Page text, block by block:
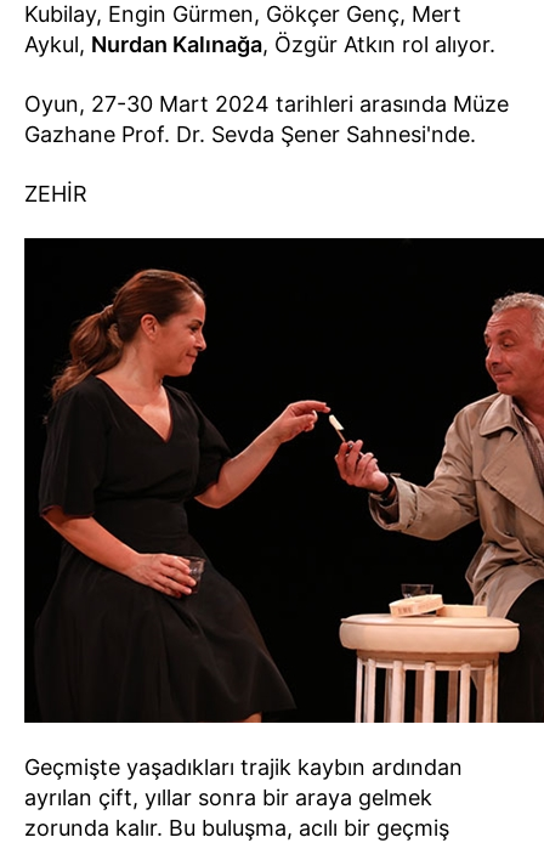
Kubilay, Engin Gürmen, Gökçer Genç, Mert
Aykul, Nurdan Kalınağa, Özgür Atkın rol alıyor.
Oyun, 27-30 Mart 2024 tarihleri arasında Müze
Gazhane Prof. Dr. Sevda Şener Sahnesi'nde.
ZEHİR
Geçmişte yaşadıkları trajik kaybın ardından
ayrılan çift, yıllar sonra bir araya gelmek
zorunda kalır. Bu buluşma, acılı bir geçmiş